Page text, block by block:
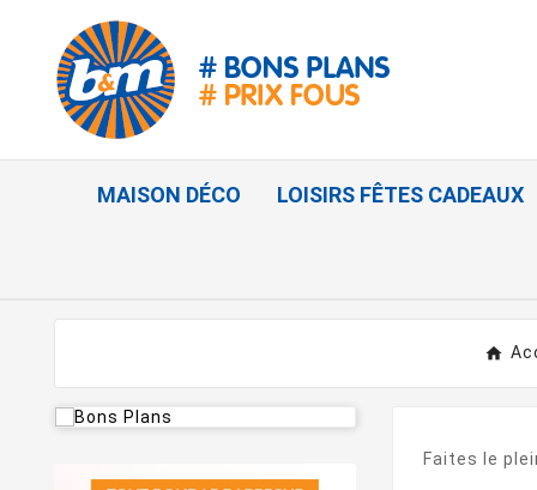
MAISON DÉCO LOISIRS FÊTES CADEAUX
Faites le